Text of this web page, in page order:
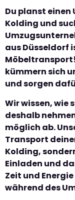
Du planst einen
Kolding und
aus Düsseldorf
kümmern sich
und sorgen
Wir wissen, wie
deshalb
möglich ab.
Transport
Kolding,
Einladen und
Zeit und
während des